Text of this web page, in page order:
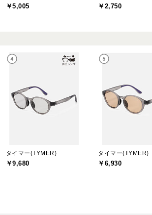
￥5,005 ￥2,750
タイマー(TYMER)
￥9,680
タイマー(TYMER)
￥6,930